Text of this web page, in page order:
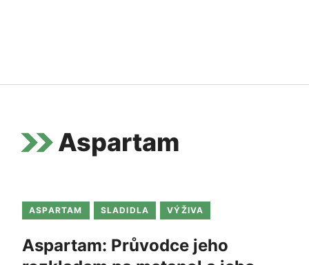
Aspartam
ASPARTAM SLADIDLA VÝŽIVA
Aspartam: Průvodce jeho